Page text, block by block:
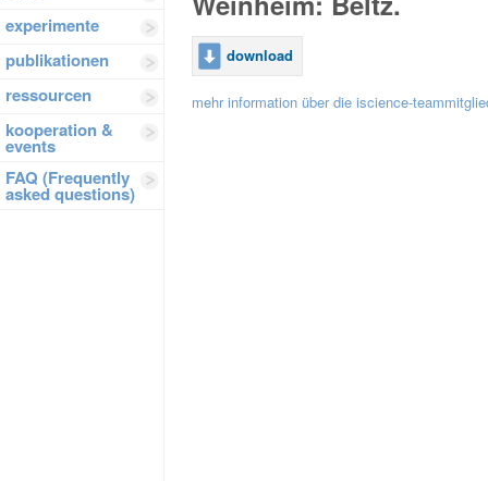
experimente
publikationen
ressourcen
kooperation &
events
FAQ (Frequently
asked questions)
download
mehr information über die iscience-